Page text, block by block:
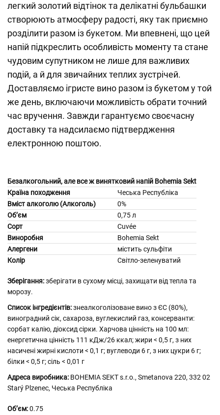
легкий золотий відтінок та делікатні бульбашки
створюють атмосферу радості, яку так приємно
розділити разом із букетом. Ми впевнені, що цей
напій підкреслить особливість моменту та стане
чудовим супутником не лише для важливих
подій, а й для звичайних теплих зустрічей.
Доставляємо ігристе вино разом із букетом у той
же день, включаючи можливість обрати точний
час вручення. Завжди гарантуємо своєчасну
доставку та надсилаємо підтвердження
електронною поштою.
Безалкогольний, але все ж винятковий напій Bohemia Sekt
Країна походження
Чеська Республіка
Вміст алкоголю (Алкоголь)
0%
Об’єм
0,75 л
Сорт
Cuvée
Виноробня
Bohemia Sekt
Алергени
містить сульфіти
Колір
Світло-зеленуватий
Зберігання:зберігати в сухому місці, захищати від тепла та
морозу.
Список інгредієнтів:знеалкоголізоване вино з ЄС (80%),
виноградний сік, сахароза, вуглекислий газ, консерванти:
сорбат калію, діоксид сірки. Харчова цінність на 100 мл:
енергетична цінність 111 кДж/26 ккал; жири < 0,5 г, з них
насичені жирні кислоти < 0,1 г; вуглеводи 6 г, з них цукри 6 г;
білки < 0,5 г; сіль < 0,01 г
Адреса виробника: BOHEMIA SEKT s.r.o., Smetanova 220, 332 02
Starý Plzenec, Чеська Республіка
Обʼєм:0.75